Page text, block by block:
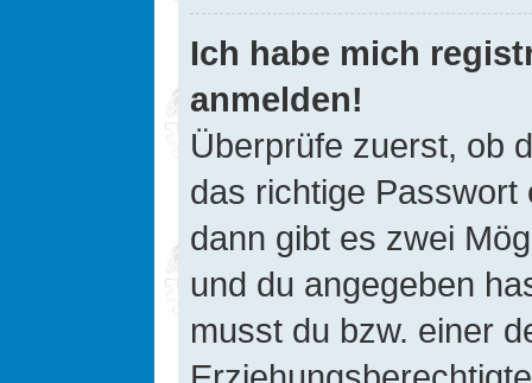
Ich habe mich
anmelden!
Überprüfe zuerst, ob
das richtige Passwort
dann gibt es zwei
und du angegeben
musst du bzw. einer